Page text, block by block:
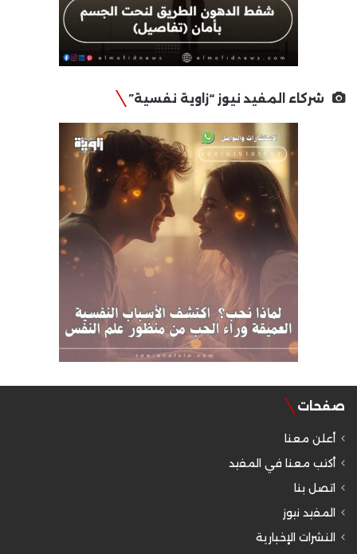
شركاء المفيد نيوز “زاوية نفسية”
صفحات
أعلن معنا
أكتب معنا في المفيد
اتصل بنا
المفيد نيوز
النشرات الإخبارية